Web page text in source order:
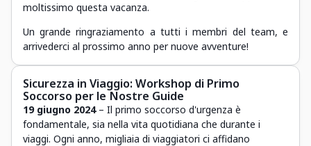
moltissimo questa vacanza.
Un grande ringraziamento a tutti i membri del team, e
arrivederci al prossimo anno per nuove avventure!
Sicurezza in Viaggio: Workshop di Primo
Soccorso per le Nostre Guide
19 giugno 2024– Il primo soccorso d'urgenza è
fondamentale, sia nella vita quotidiana che durante i
viaggi. Ogni anno, migliaia di viaggiatori ci affidano